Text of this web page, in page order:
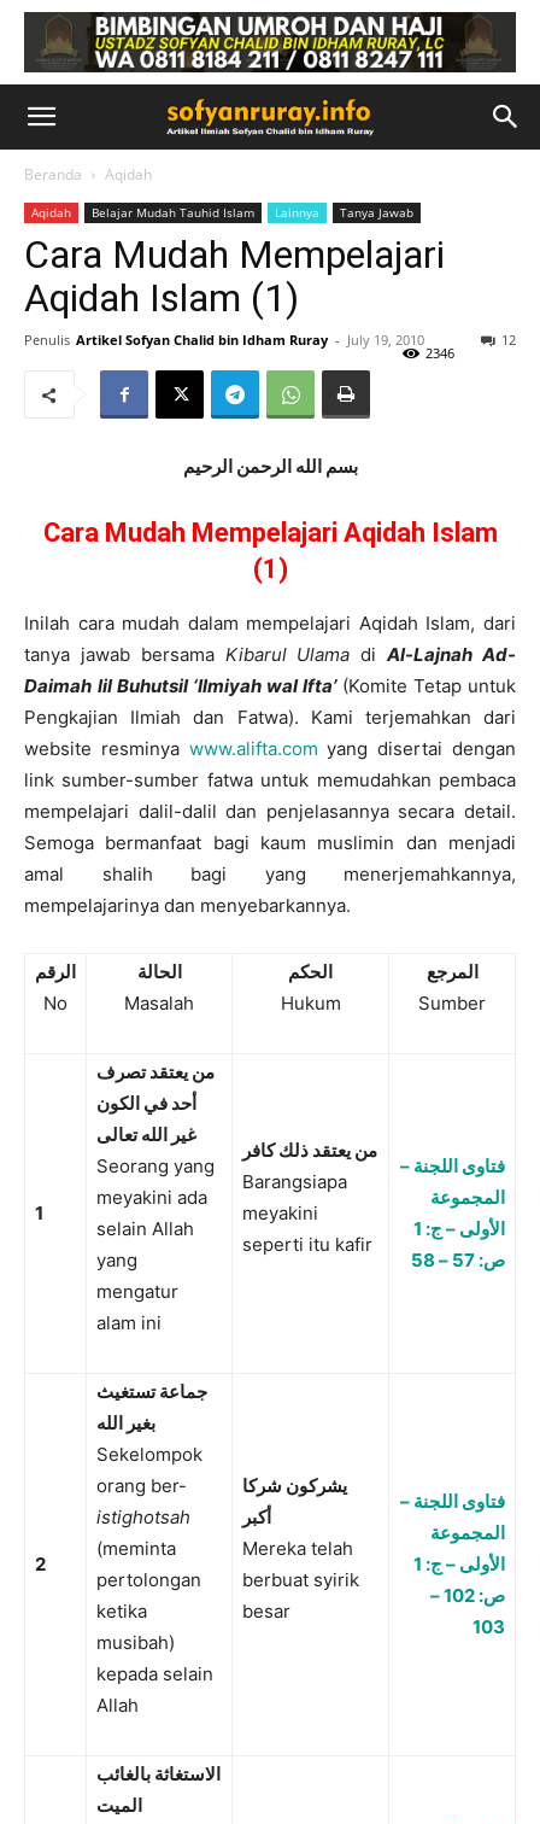
Beranda Aqidah
Aqidah Belajar Mudah Tauhid Islam Lainnya Tanya Jawab
Cara Mudah Mempelajari
Aqidah Islam (1)
Penulis Artikel Sofyan Chalid bin Idham Ruray - July 19, 2010 12
2346
بسم الله الرحمن الرحيم
Cara Mudah Mempelajari Aqidah Islam
(1)
Inilah cara mudah dalam mempelajari Aqidah Islam, dari
tanya jawab bersama Kibarul Ulama diAl-Lajnah Ad-
Daimah lil Buhutsil ‘Ilmiyah wal Ifta’(Komite Tetap untuk
Pengkajian Ilmiah dan Fatwa). Kami terjemahkan dari
website resminya www.alifta.com yang disertai dengan
link sumber-sumber fatwa untuk memudahkan pembaca
mempelajari dalil-dalil dan penjelasannya secara detail.
Semoga bermanfaat bagi kaum muslimin dan menjadi
amal shalih bagi yang menerjemahkannya,
mempelajarinya dan menyebarkannya.
الرقم
No
الحالة
Masalah
الحكم
Hukum
المرجع
Sumber
1
من يعتقد تصرف
أحد في الكون
غير الله تعالى
Seorang yang
meyakini ada
selain Allah
yang
mengatur
alam ini
من يعتقد ذلك كافر
Barangsiapa
meyakini
seperti itu kafir
فتاوى اللجنة –
المجموعة
الأولى – ج: 1
ص: 57 – 58
2
جماعة تستغيث
بغير الله
Sekelompok
orang ber-
istighotsah
(meminta
pertolongan
ketika
musibah)
kepada selain
Allah
يشركون شركا
أكبر
Mereka telah
berbuat syirik
besar
فتاوى اللجنة –
المجموعة
الأولى – ج: 1
ص: 102 –
103
الاستغاثة بالغائب
الميت